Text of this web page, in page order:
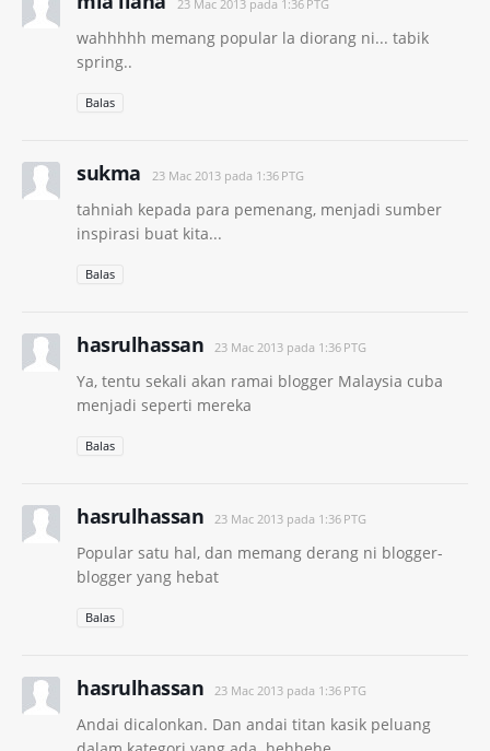
23 Mac 2013 pada 1:36 PTG
wahhhhh memang popular la diorang ni... tabik
spring..
Balas
sukma 23 Mac 2013 pada 1:36 PTG
tahniah kepada para pemenang, menjadi sumber
inspirasi buat kita...
Balas
hasrulhassan 23 Mac 2013 pada 1:36 PTG
Ya, tentu sekali akan ramai blogger Malaysia cuba
menjadi seperti mereka
Balas
hasrulhassan 23 Mac 2013 pada 1:36 PTG
Popular satu hal, dan memang derang ni blogger-
blogger yang hebat
Balas
hasrulhassan 23 Mac 2013 pada 1:36 PTG
Andai dicalonkan. Dan andai titan kasik peluang